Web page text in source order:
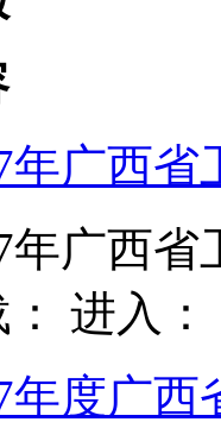
年广西
年广西
进入
年度广